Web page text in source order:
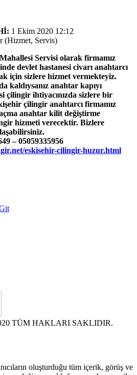
: 1 Ekim 2020 12:12
(Hizmet, Servis)
Servisi olarak firmamız
devlet hastanesi civarı anahtarcı
için sizlere hizmet vermekteyiz.
kaldıysanız anahtar kapıyı
çilingir ihtiyacınızda sizlere bir
çilingir anahtarcı firmamız
anahtar kilit değiştirme
hizmeti verecektir. Bizlere
– 05059335956
eskisehir-cilingir-huzur.html
TÜM HAKLARI SAKLIDIR.
oluşturduğu tüm içerik, görüş ve